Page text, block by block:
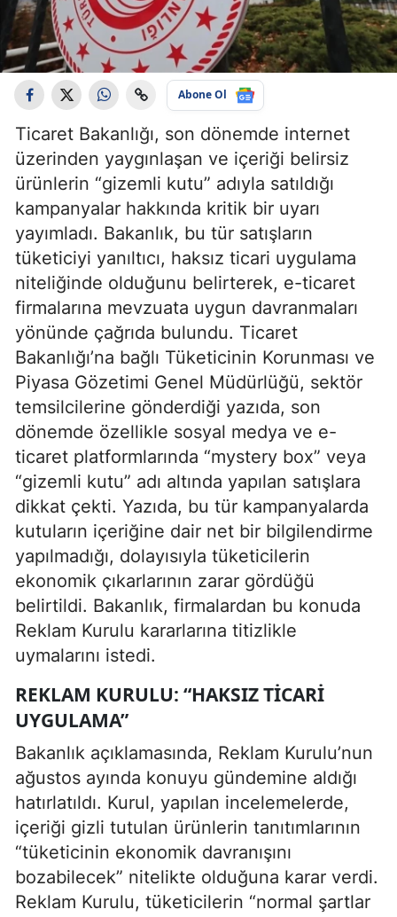
Abone Ol
Ticaret Bakanlığı, son dönemde internet
üzerinden yaygınlaşan ve içeriği belirsiz
ürünlerin “gizemli kutu” adıyla satıldığı
kampanyalar hakkında kritik bir uyarı
yayımladı. Bakanlık, bu tür satışların
tüketiciyi yanıltıcı, haksız ticari uygulama
niteliğinde olduğunu belirterek, e-ticaret
firmalarına mevzuata uygun davranmaları
yönünde çağrıda bulundu. Ticaret
Bakanlığı’na bağlı Tüketicinin Korunması ve
Piyasa Gözetimi Genel Müdürlüğü, sektör
temsilcilerine gönderdiği yazıda, son
dönemde özellikle sosyal medya ve e-
ticaret platformlarında “mystery box” veya
“gizemli kutu” adı altında yapılan satışlara
dikkat çekti. Yazıda, bu tür kampanyalarda
kutuların içeriğine dair net bir bilgilendirme
yapılmadığı, dolayısıyla tüketicilerin
ekonomik çıkarlarının zarar gördüğü
belirtildi. Bakanlık, firmalardan bu konuda
Reklam Kurulu kararlarına titizlikle
uymalarını istedi.
REKLAM KURULU: “HAKSIZ TICARI
UYGULAMA”
Bakanlık açıklamasında, Reklam Kurulu’nun
ağustos ayında konuyu gündemine aldığı
hatırlatıldı. Kurul, yapılan incelemelerde,
içeriği gizli tutulan ürünlerin tanıtımlarının
“tüketicinin ekonomik davranışını
bozabilecek” nitelikte olduğuna karar verdi.
Reklam Kurulu, tüketicilerin “normal şartlar